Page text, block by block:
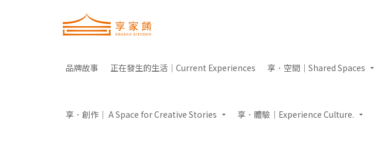
品牌故事 正在發生的生活｜Current Experiences 享．空間｜Shared Spaces
享．創作｜ A Space for Creative Stories 享．體驗｜Experience Culture.